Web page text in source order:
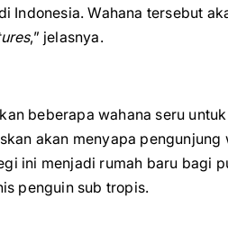
Indonesia. Wahana tersebut
,” jelasnya.
beberapa wahana seru
akan menyapa pengunjung
ini menjadi rumah baru bagi
penguin sub tropis.